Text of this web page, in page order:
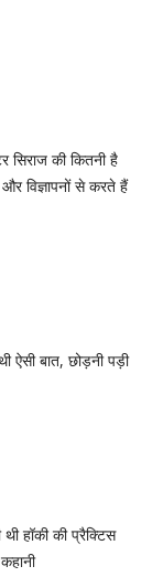
की कितनी है
विज्ञापनों से करते हैं
ऐसी बात, छोड़नी पड़ी
हॉकी की प्रैक्टिस